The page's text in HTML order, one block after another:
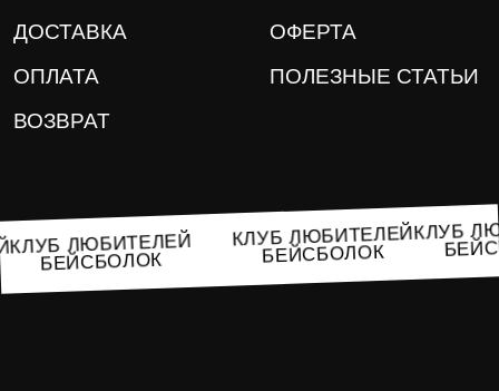
ДОСТАВКА
ОФЕРТА
ОПЛАТА
ПОЛЕЗНЫЕ СТАТЬИ
ВОЗВРАТ
КЛУБ ЛЮБИТЕЛЕЙ
БЕЙСБОЛОК
КЛУБ ЛЮБИТЕЛЕЙ
БЕЙСБОЛОК
КЛУБ